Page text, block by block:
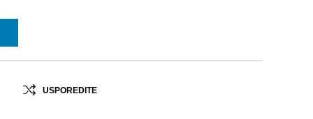
USPOREDITE